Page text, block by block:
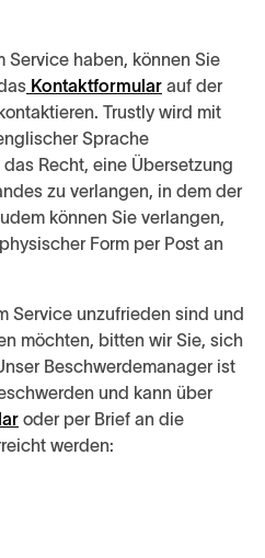
Service haben, können Sie
Kontaktformular auf der
Trustly wird mit
Sprache
Recht, eine Übersetzung
zu verlangen, in dem der
können Sie verlangen,
Form per Post an
Service unzufrieden sind und
möchten, bitten wir Sie, sich
Beschwerdemanager ist
und kann über
oder per Brief an die
werden: